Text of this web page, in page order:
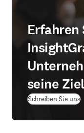
Erfahren
seine
Schreiben Sie uns